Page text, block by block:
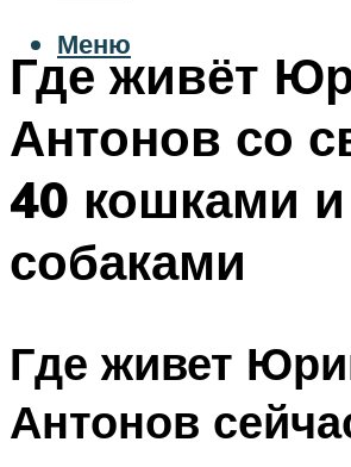
Меню
Где живёт
Антонов со
40 кошками и
собаками
Где живет
Антонов